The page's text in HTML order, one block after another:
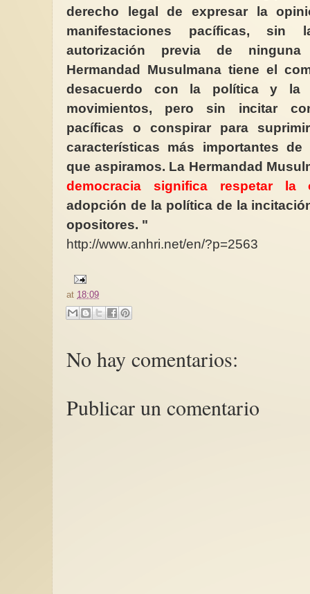
derecho legal de expresar la
manifestaciones pacíficas,
autorización previa de
Hermandad Musulmana tiene el
desacuerdo con la política y la
movimientos, pero sin incitar
pacíficas o conspirar para
características más importantes
que aspiramos. La Hermandad
democracia significa respetar la
adopción de la política de la
opositores. "
http://www.anhri.net/en/?p=2563
at 18:09
No hay comentarios:
Publicar un comentario